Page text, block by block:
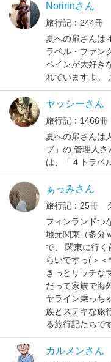
Noririnさん
旅行記：244冊
夏への扉さんは
ラベル・ファン
ペインが大好き
れていますよ。
ヤッシーさん
旅行記：1466
夏への扉さんは
ブ」の 管理人
は、「４トラベ
ぁっみさん
旅行記：25冊
フィンランドつ
地元関東（多分
で、 関東に行く
らいですっ(＞
きっとリッチな
だって家族で海
ヤライン乗っち
族とステキな旅
る旅行記たちで
カルメンさん